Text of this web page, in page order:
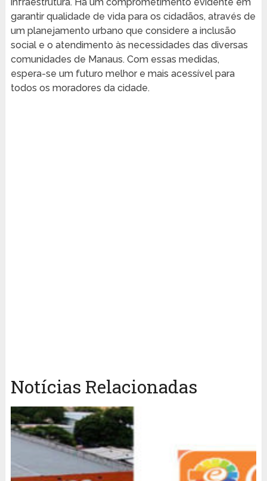
garantir qualidade de vida para os cidadãos, através de
um planejamento urbano que considere a inclusão
social e o atendimento às necessidades das diversas
comunidades de Manaus. Com essas medidas,
espera-se um futuro melhor e mais acessível para
todos os moradores da cidade.
Notícias Relacionadas